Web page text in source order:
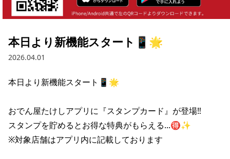
本日より新機能スタート📱🌟
2026.04.01
本日より新機能スタート📱🌟
おでん屋たけしアプリに『スタンプカード』が登場‼️
スタンプを貯めるとお得な特典がもらえる...🉐✨
※対象店舗はアプリ内に記載しております